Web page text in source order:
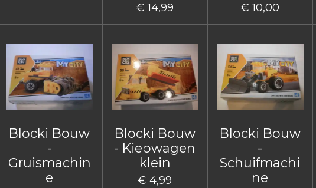
€ 14,99 € 10,00
Blocki Bouw
-
Gruismachin
e
Blocki Bouw
- Kiepwagen
klein
€ 4,99
Blocki Bouw
-
Schuifmachi
ne